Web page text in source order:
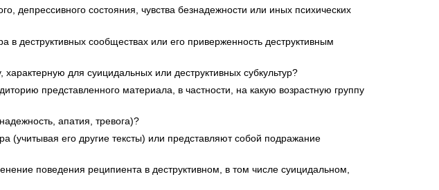
депрессивного состояния, чувства безнадежности или иных психических
деструктивных сообществах или его приверженность деструктивным
для суицидальных или деструктивных субкультур?
представленного материала, в частности, на какую возрастную группу
апатия, тревога)?
(учитывая его другие тексты) или представляют собой подражание
поведения реципиента в деструктивном, в том числе суицидальном,